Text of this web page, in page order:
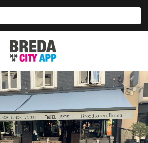
& blogs
Breda
City
App